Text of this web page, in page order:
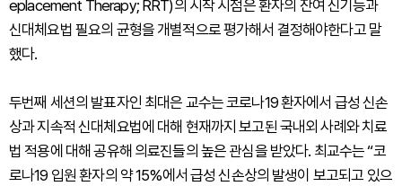
eplacement Therapy; RRT)의 시작 시점은 환자의 잔여 신기능과
신대체요법 필요의 균형을 개별적으로 평가해서 결정해야한다고 말
했다.
두번째 세션의 발표자인 최대은 교수는 코로나19 환자에서 급성 신손
상과 지속적 신대체요법에 대해 현재까지 보고된 국내외 사례와 치료
법 적용에 대해 공유해 의료진들의 높은 관심을 받았다. 최교수는 “코
로나19 입원 환자의 약 15%에서 급성 신손상의 발생이 보고되고 있으